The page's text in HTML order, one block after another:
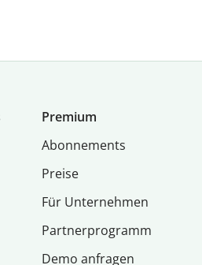
Premium
Abon­ne­ments
Preise
Für Unternehmen
Partnerprogramm
Demo anfragen